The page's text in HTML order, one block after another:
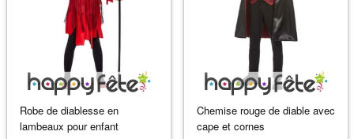
Robe de diablesse en
lambeaux pour enfant
Chemise rouge de diable avec
cape et cornes